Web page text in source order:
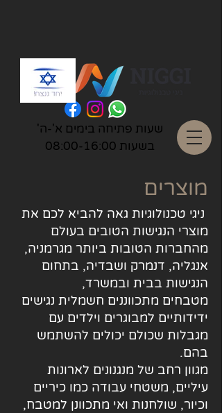
שעות פתיחה בימים א'-ה'
בשעות 08:00-16:00
מוצרים
ניגי טכנולוגיות גאה להביא לכם את
מוצרי הנגישות הטובים בעולם
מהחברות הטובות ביותר מגרמניה,
אנגליה, דנמרק ושבדיה, בתחום
הנגישות בבית ובמשרד,
מטבחים מתכווננים חשמלית נגישים
ידידותיים למבוגרים וילדים עם
מגבלות שכולם יכולים להשתמש
בהם.
מגוון רחב של מנגנונים לארונות
עיליים, משטחי עבודה כמו כיריים
וכיור, שולחנות ואי מתכוונן למטבח,